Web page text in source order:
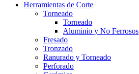
Herramientas de Corte
Torneado
Torneado
Aluminio y No Ferrosos
Fresado
Tronzado
Ranurado y Torneado
Perforado